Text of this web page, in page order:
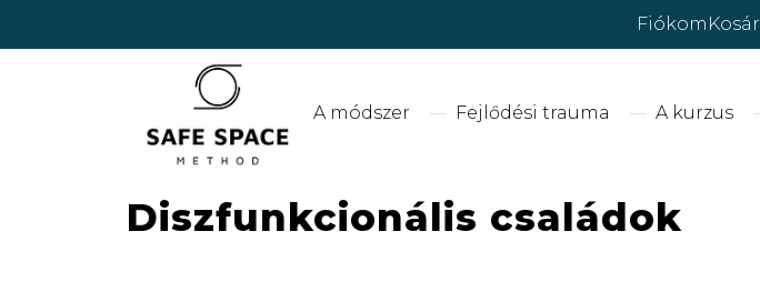
Fiókom Kosár
A módszer Fejlődési trauma A kurzus
Diszfunkcionális családok